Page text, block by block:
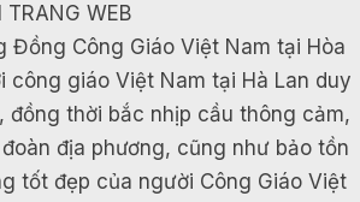
TRANG WEB
Đồng Công Giáo Việt Nam tại Hòa
công giáo Việt Nam tại Hà Lan duy
thời bắc nhịp cầu thông cảm,
địa phương, cũng như bảo tồn
tốt đẹp của người Công Giáo Việt